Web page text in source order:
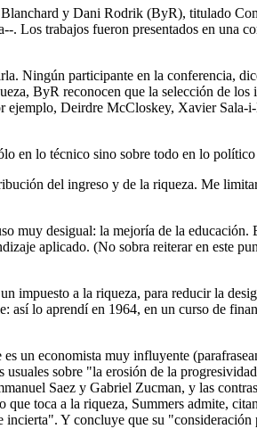
y Dani Rodrik (ByR), titulado
Los trabajos fueron presentados en una
Ningún participante en la conferencia,
ByR reconocen que la selección de
ejemplo, Deirdre McCloskey, Xavier
en lo técnico sino sobre todo en lo
del ingreso y de la riqueza. Me
muy desigual: la mejoría de la educación.
aplicado. (No sobra reiterar en este
impuesto a la riqueza, para reducir la
lo aprendí en 1964, en un curso de
un economista muy influyente
sobre "la erosión de la
Saez y Gabriel Zucman, y las
toca a la riqueza, Summers admite,
Y concluye que su "consideración